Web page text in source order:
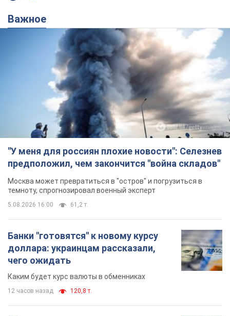
Важное
"У меня для россиян плохие новости": Селезнев
предположил, чем закончится "война складов"
Москва может превратиться в "остров" и погрузиться в
темноту, спрогнозировал военный эксперт
5.08.2026 16:00 61,2 т.
Банки "готовятся" к новому курсу
доллара: украинцам рассказали,
чего ожидать
Каким будет курс валюты в обменниках
12 часов назад 120,8 т.